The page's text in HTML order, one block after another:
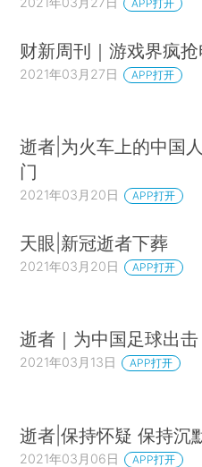
APP打开
财新周刊｜游戏界疯抢
2021年03月27日 APP打开
逝者|为火车上的中国
门
2021年03月20日 APP打开
天眼|新冠逝者下葬
2021年03月20日 APP打开
逝者｜为中国足球出击
2021年03月13日 APP打开
逝者|保持怀疑 保持沉
2021年03月06日 APP打开